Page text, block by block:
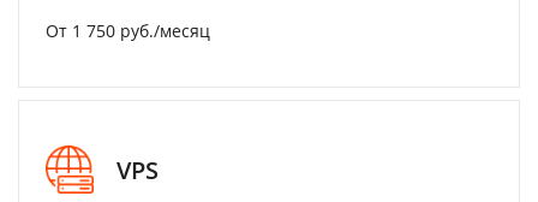
От 1 750 руб./месяц
VPS